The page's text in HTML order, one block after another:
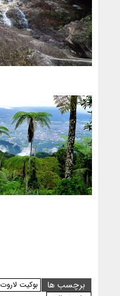
برچسب ها بوکیت لاروت